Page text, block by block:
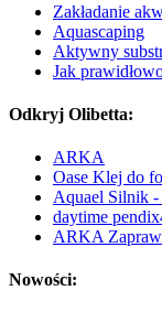
Zakładanie
Aquascaping
Aktywny
Jak
Odkryj Olibetta:
ARKA
Oase Klej do
Aquael Silnik
daytime
ARKA
Nowości: